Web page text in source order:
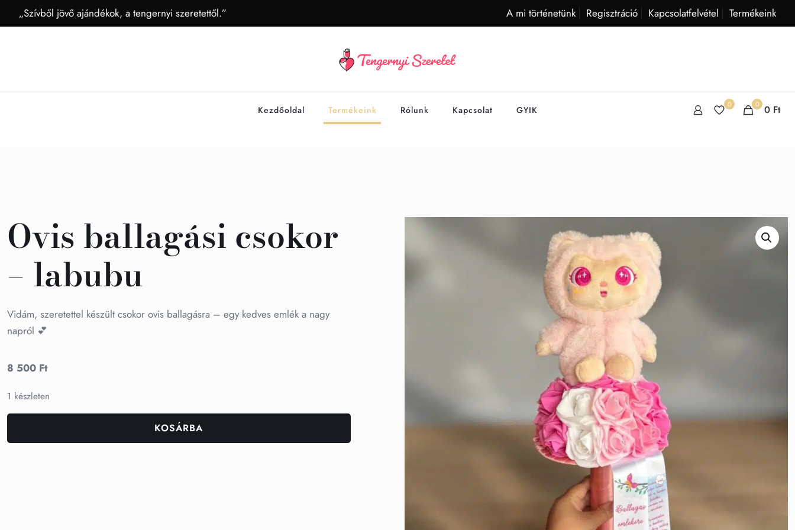
„Szívből jövő ajándékok, a tengernyi szeretettől.” A mi történetünk Regisztráció Kapcsolatfelvétel Termékeink
Kezdőoldal Termékeink Rólunk Kapcsolat GYIK 0 0 0 Ft
Ovis ballagási csokor
– labubu
Vidám, szeretettel készült csokor ovis ballagásra – egy kedves emlék a nagy
napról 💕
8 500 Ft
1 készleten
KOSÁRBA